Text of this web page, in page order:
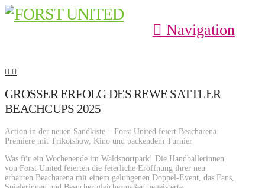
Navigation
GROSSER ERFOLG DES REWE SATTLER B
EACHCUPS 2025
Action in der neuen Sandkiste – Forst United feiert Beacharena-
Premiere mit Trikotshow, Kino und packendem Turnier
Was für ein Wochenende im Waldsportpark! Die Handballerinnen
von Forst United feierten die feierliche Eröffnung ihrer neu
erbauten Beacharena mit einem gelungenen Doppel-Event, das Fans,